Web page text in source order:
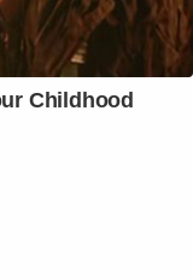
Childhood